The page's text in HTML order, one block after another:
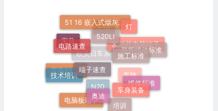
欧美日车系
F18
发动机电脑端子
奔驰
N20
宝马520Li
宝马
51 16 嵌入式烟灰缸托架灯
群辉维修标准
维修标准
培训
电脑板端子
技术培训
电路速查
520Li
施工标准
车身装备
奥迪
端子速查